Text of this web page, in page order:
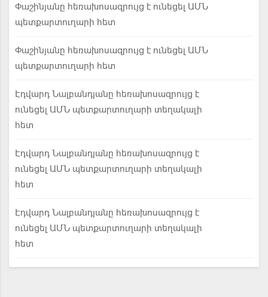
Փաշինյանը հեռախոսազրույց է ունեցել ԱՄՆ
պետքարտուղարի հետ
Փաշինյանը հեռախոսազրույց է ունեցել ԱՄՆ
պետքարտուղարի հետ
Էդվարդ Նալբանդյանը հեռախոսազրույց է
ունեցել ԱՄՆ պետքարտուղարի տեղակալի
հետ
Էդվարդ Նալբանդյանը հեռախոսազրույց է
ունեցել ԱՄՆ պետքարտուղարի տեղակալի
հետ
Էդվարդ Նալբանդյանը հեռախոսազրույց է
ունեցել ԱՄՆ պետքարտուղարի տեղակալի
հետ